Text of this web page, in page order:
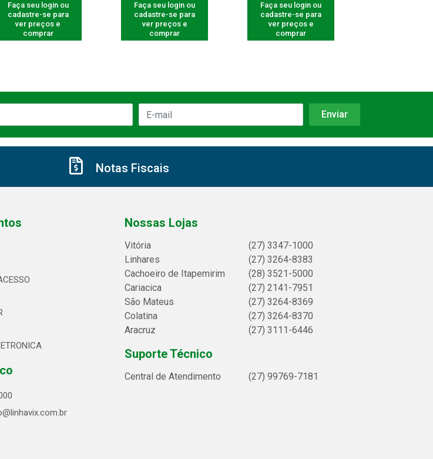
Faça seu login ou
cadastre-se para
ver preços e
comprar
Faça seu login ou
cadastre-se para
ver preços e
comprar
Faça seu login ou
cadastre-se para
ver preços e
comprar
Notas Fiscais
Nossas Lojas
Vitória
(27) 3347-1000
Linhares
(27) 3264-8383
Cachoeiro de Itapemirim
(28) 3521-5000
Cariacica
(27) 2141-7951
São Mateus
(27) 3264-8369
Colatina
(27) 3264-8370
Aracruz
(27) 3111-6446
Suporte Técnico
Central de Atendimento (27) 99769-7181